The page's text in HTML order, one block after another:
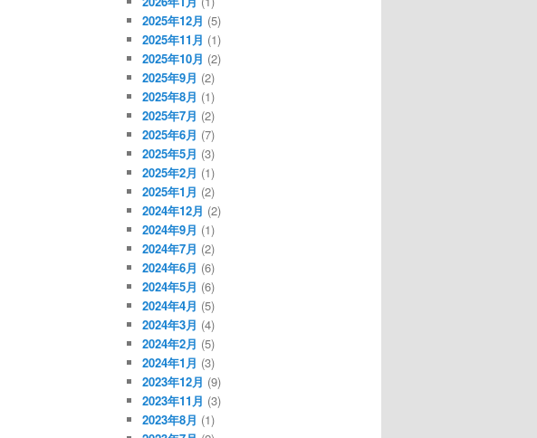
2025年12月 (5)
2025年11月 (1)
2025年10月 (2)
2025年9月 (2)
2025年8月 (1)
2025年7月 (2)
2025年6月 (7)
2025年5月 (3)
2025年2月 (1)
2025年1月 (2)
2024年12月 (2)
2024年9月 (1)
2024年7月 (2)
2024年6月 (6)
2024年5月 (6)
2024年4月 (5)
2024年3月 (4)
2024年2月 (5)
2024年1月 (3)
2023年12月 (9)
2023年11月 (3)
2023年8月 (1)